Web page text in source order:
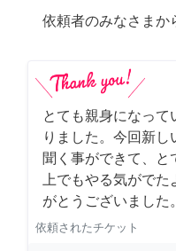
依頼者のみなさまか
とても親身になって
りました。今回新
聞く事ができて、
上でもやる気がで
がとうございました。
依頼されたチケット